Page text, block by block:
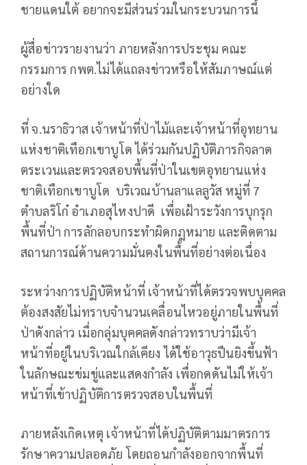
ชายแดนใต้ อยากจะมีส่วนร่วมในกระบวนการนี้
ผู้สื่อข่าวรายงานว่า ภายหลังการประชุม คณะ
กรรมการ กพต.ไม่ได้แถลงข่าวหรือให้สัมภาษณ์แต่
อย่างใด
ที่ จ.นราธิวาส เจ้าหน้าที่ป่าไม้และเจ้าหน้าที่อุทยาน
แห่งชาติเทือกเขาบูโด ได้ร่วมกันปฏิบัติภารกิจลาด
ตระเวนและตรวจสอบพื้นที่ป่าในเขตอุทยานแห่ง
ชาติเทือกเขาบูโด บริเวณบ้านลาแลลูวัส หมู่ที่ 7
ตำบลริโก๋ อำเภอสุไหงปาดี เพื่อเฝ้าระวังการบุกรุก
พื้นที่ป่า การลักลอบกระทำผิดกฎหมาย และติดตาม
สถานการณ์ด้านความมั่นคงในพื้นที่อย่างต่อเนื่อง
ระหว่างการปฏิบัติหน้าที่ เจ้าหน้าที่ได้ตรวจพบบุคคล
ต้องสงสัยไม่ทราบจำนวนเคลื่อนไหวอยู่ภายในพื้นที่
ป่าดังกล่าว เมื่อกลุ่มบุคคลดังกล่าวทราบว่ามีเจ้า
หน้าที่อยู่ในบริเวณใกล้เคียง ได้ใช้อาวุธปืนยิงขึ้นฟ้า
ในลักษณะข่มขู่และแสดงกำลัง เพื่อกดดันไม่ให้เจ้า
หน้าที่เข้าปฏิบัติการตรวจสอบในพื้นที่
ภายหลังเกิดเหตุ เจ้าหน้าที่ได้ปฏิบัติตามมาตรการ
รักษาความปลอดภัย โดยถอนกำลังออกจากพื้นที่